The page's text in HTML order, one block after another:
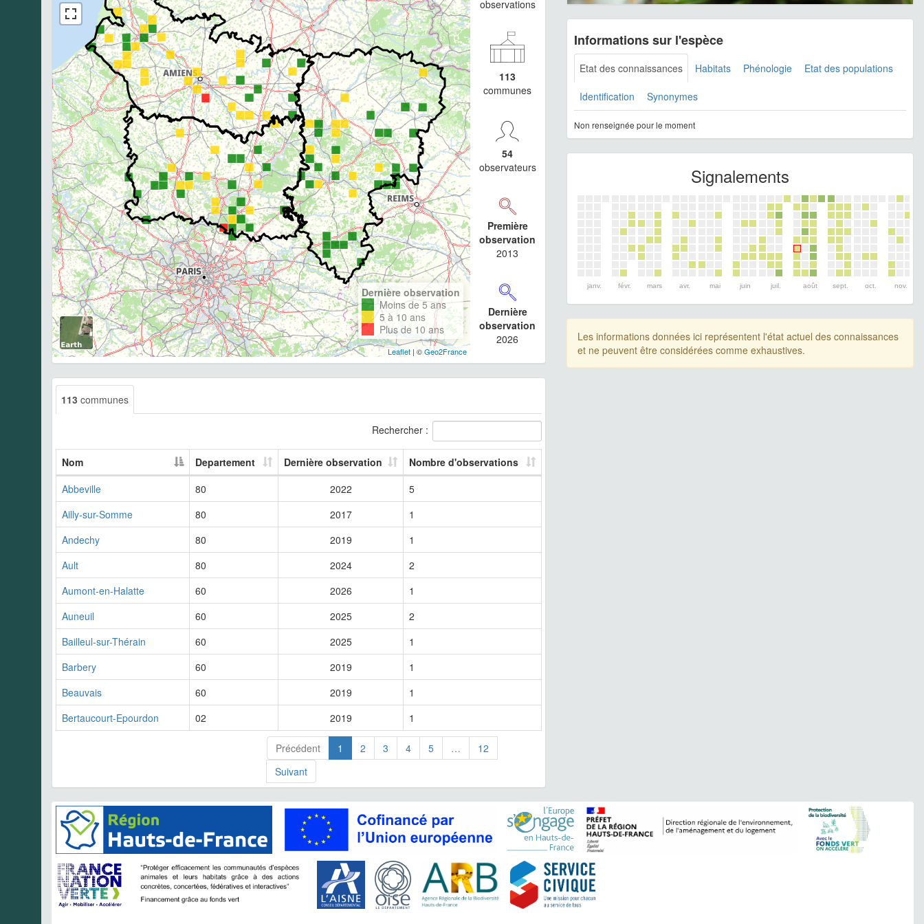
Dernière observation
Moins de 5 ans
5 à 10 ans
Plus de 10 ans
Leaflet| ©Geo2France
observations
113
communes
54
observateurs
Première
observation
2013
Dernière
observation
2026
113 communes
Rechercher :
Nom Departement Dernière observation
Nombre d'observations
Abbeville
80 2022
5
Ailly-sur-Somme
80 2017
1
Andechy
80 2019
1
Ault
80 2024
2
Aumont-en-Halatte
60 2026
1
Auneuil
60 2025
2
Bailleul-sur-Thérain
60 2025
1
Barbery
60 2019
1
Beauvais
60 2019
1
Bertaucourt-Epourdon
02 2019 1
Précédent 1 2 3 4 5 …
12
Suivant
Informations sur l'espèce
Etat des connaissances Habitats Phénologie Etat des populations
Identification Synonymes
Non renseignée pour le moment
Signalements
janv. févr. mars avr. mai juin juil. août sept. oct. nov.
Les informations données ici représentent l'état actuel des connaissances
et ne peuvent être considérées comme exhaustives.